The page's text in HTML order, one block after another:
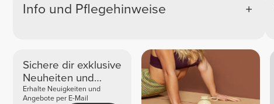
Info und Pflegehinweise
Sichere dir exklusive
Neuheiten und
Angebote
Erhalte Neuigkeiten und
Angebote per E-Mail